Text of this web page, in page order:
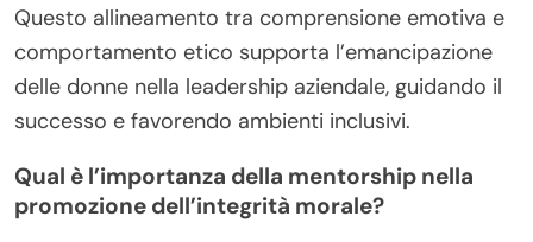
Questo allineamento tra comprensione emotiva e
comportamento etico supporta l’emancipazione
delle donne nella leadership aziendale, guidando il
successo e favorendo ambienti inclusivi.
Qual è l’importanza della mentorship nella
promozione dell’integrità morale?